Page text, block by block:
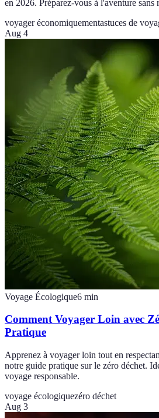
en 2026. Préparez-vous à l'aventure
voyager économiquementastuces de
Aug 4
Voyage Écologique6 min
Comment Voyager Loin avec
Pratique
Apprenez à voyager loin tout en
notre guide pratique sur le zéro déchet.
voyage responsable.
voyage écologiquezéro déchet
Aug 3